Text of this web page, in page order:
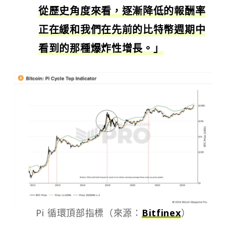
從歷史角度來看，逐漸降低的報酬率
正在緩和我們在先前的比特幣週期中
看到的那種爆炸性增長。」
Pi 循環頂部指標（來源： Bitfinex）